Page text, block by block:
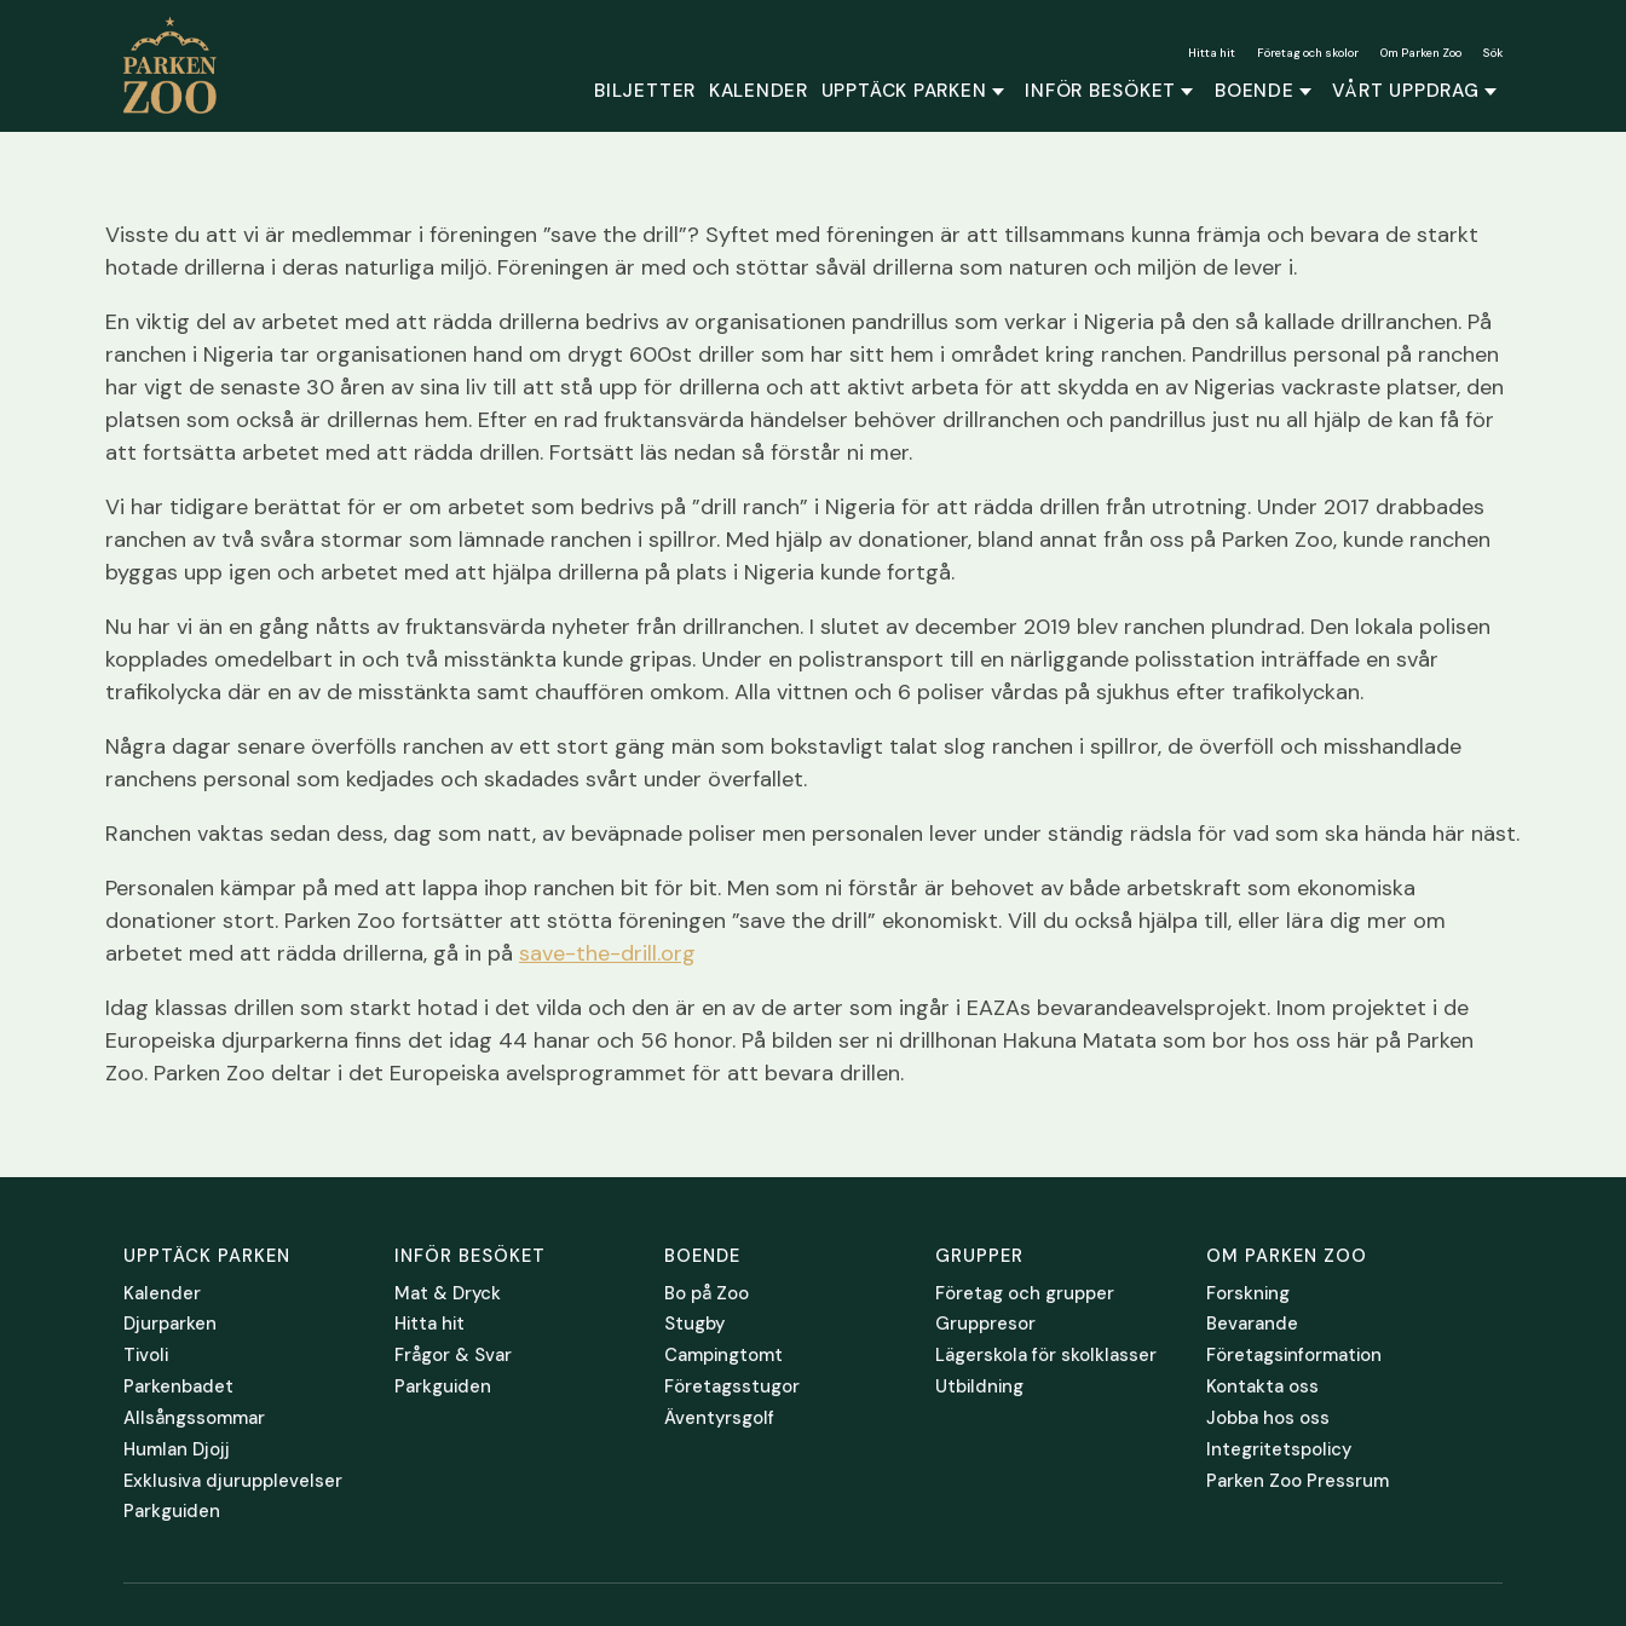
BILJETTER KALENDER UPPTÄCK PARKEN INFÖR BESÖKET BOENDE VÅRT UPPDRAG
Hitta hit Företag och skolor Om Parken Zoo Sök
Visste du att vi är medlemmar i föreningen ”save the drill”? Syftet med föreningen är att tillsammans kunna främja och bevara de starkt
hotade drillerna i deras naturliga miljö. Föreningen är med och stöttar såväl drillerna som naturen och miljön de lever i.
En viktig del av arbetet med att rädda drillerna bedrivs av organisationen pandrillus som verkar i Nigeria på den så kallade drillranchen. På
ranchen i Nigeria tar organisationen hand om drygt 600st driller som har sitt hem i området kring ranchen. Pandrillus personal på ranchen
har vigt de senaste 30 åren av sina liv till att stå upp för drillerna och att aktivt arbeta för att skydda en av Nigerias vackraste platser, den
platsen som också är drillernas hem. Efter en rad fruktansvärda händelser behöver drillranchen och pandrillus just nu all hjälp de kan få för
att fortsätta arbetet med att rädda drillen. Fortsätt läs nedan så förstår ni mer.
Vi har tidigare berättat för er om arbetet som bedrivs på ”drill ranch” i Nigeria för att rädda drillen från utrotning. Under 2017 drabbades
ranchen av två svåra stormar som lämnade ranchen i spillror. Med hjälp av donationer, bland annat från oss på Parken Zoo, kunde ranchen
byggas upp igen och arbetet med att hjälpa drillerna på plats i Nigeria kunde fortgå.
Nu har vi än en gång nåtts av fruktansvärda nyheter från drillranchen. I slutet av december 2019 blev ranchen plundrad. Den lokala polisen
kopplades omedelbart in och två misstänkta kunde gripas. Under en polistransport till en närliggande polisstation inträffade en svår
trafikolycka där en av de misstänkta samt chauffören omkom. Alla vittnen och 6 poliser vårdas på sjukhus efter trafikolyckan.
Några dagar senare överfölls ranchen av ett stort gäng män som bokstavligt talat slog ranchen i spillror, de överföll och misshandlade
ranchens personal som kedjades och skadades svårt under överfallet.
Ranchen vaktas sedan dess, dag som natt, av beväpnade poliser men personalen lever under ständig rädsla för vad som ska hända här näst.
Personalen kämpar på med att lappa ihop ranchen bit för bit. Men som ni förstår är behovet av både arbetskraft som ekonomiska
donationer stort. Parken Zoo fortsätter att stötta föreningen ”save the drill” ekonomiskt. Vill du också hjälpa till, eller lära dig mer om
arbetet med att rädda drillerna, gå in på save-the-drill.org
Idag klassas drillen som starkt hotad i det vilda och den är en av de arter som ingår i EAZAs bevarandeavelsprojekt. Inom projektet i de
Europeiska djurparkerna finns det idag 44 hanar och 56 honor. På bilden ser ni drillhonan Hakuna Matata som bor hos oss här på Parken
Zoo. Parken Zoo deltar i det Europeiska avelsprogrammet för att bevara drillen.
UPPTÄCK PARKEN
Kalender
Djurparken
Tivoli
Parkenbadet
Allsångssommar
Humlan Djojj
Exklusiva djurupplevelser
Parkguiden
INFÖR BESÖKET
Mat & Dryck
Hitta hit
Frågor & Svar
Parkguiden
BOENDE
Bo på Zoo
Stugby
Campingtomt
Företagsstugor
Äventyrsgolf
GRUPPER
Företag och grupper
Gruppresor
Lägerskola för skolklasser
Utbildning
OM PARKEN ZOO
Forskning
Bevarande
Företagsinformation
Kontakta oss
Jobba hos oss
Integritetspolicy
Parken Zoo Pressrum